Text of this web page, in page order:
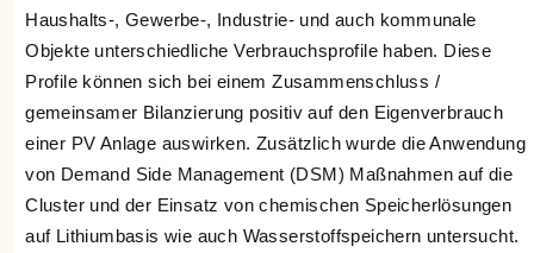
Haushalts-, Gewerbe-, Industrie- und auch kommunale
Objekte unterschiedliche Verbrauchsprofile haben. Diese
Profile können sich bei einem Zusammenschluss /
gemeinsamer Bilanzierung positiv auf den Eigenverbrauch
einer PV Anlage auswirken. Zusätzlich wurde die Anwendung
von Demand Side Management (DSM) Maßnahmen auf die
Cluster und der Einsatz von chemischen Speicherlösungen
auf Lithiumbasis wie auch Wasserstoffspeichern untersucht.